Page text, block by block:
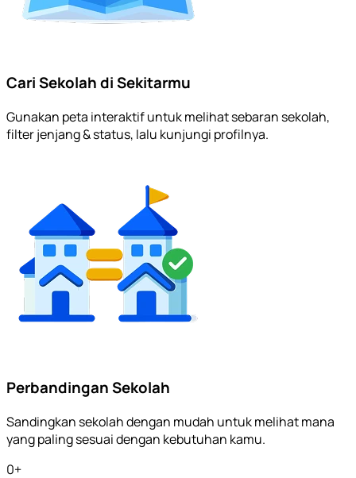
Cari Sekolah di Sekitarmu
Gunakan peta interaktif untuk melihat sebaran sekolah,
filter jenjang & status, lalu kunjungi profilnya.
Perbandingan Sekolah
Sandingkan sekolah dengan mudah untuk melihat mana
yang paling sesuai dengan kebutuhan kamu.
0+